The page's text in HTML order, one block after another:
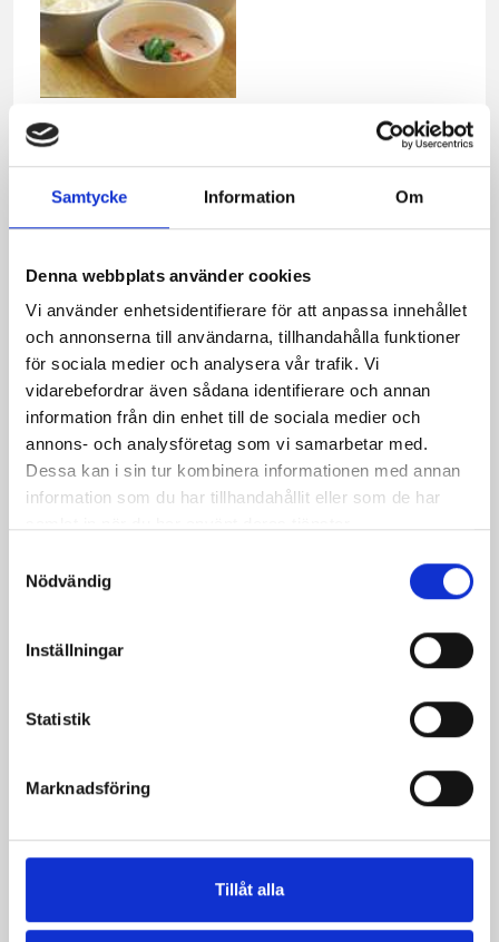
Samtycke Information Om
Denna webbplats använder cookies
Vi använder enhetsidentifierare för att anpassa innehållet
och annonserna till användarna, tillhandahålla funktioner
för sociala medier och analysera vår trafik. Vi
vidarebefordrar även sådana identifierare och annan
information från din enhet till de sociala medier och
annons- och analysföretag som vi samarbetar med.
Dessa kan i sin tur kombinera informationen med annan
information som du har tillhandahållit eller som de har
Nödvändig
Inställningar
Statistik
Marknadsföring
Tillåt alla
Röd currydressing
Relaterade recept:
Dela
på
Dela
på
Dela
på
Dela
via
post
Skriv
ut
Bäst i test: Norrmejeriers laktosfria
Vi kan stolt konstatera att vår laktosfria Mellanmjölk
200 norrlänningar fick deltog vid provsmakningen. Vår
Läs mer